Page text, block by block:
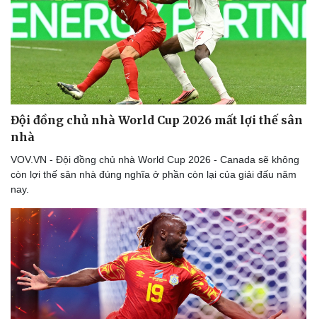
Đội đồng chủ nhà World Cup 2026 mất lợi thế sân
nhà
VOV.VN - Đội đồng chủ nhà World Cup 2026 - Canada sẽ không
còn lợi thế sân nhà đúng nghĩa ở phần còn lại của giải đấu năm
nay.